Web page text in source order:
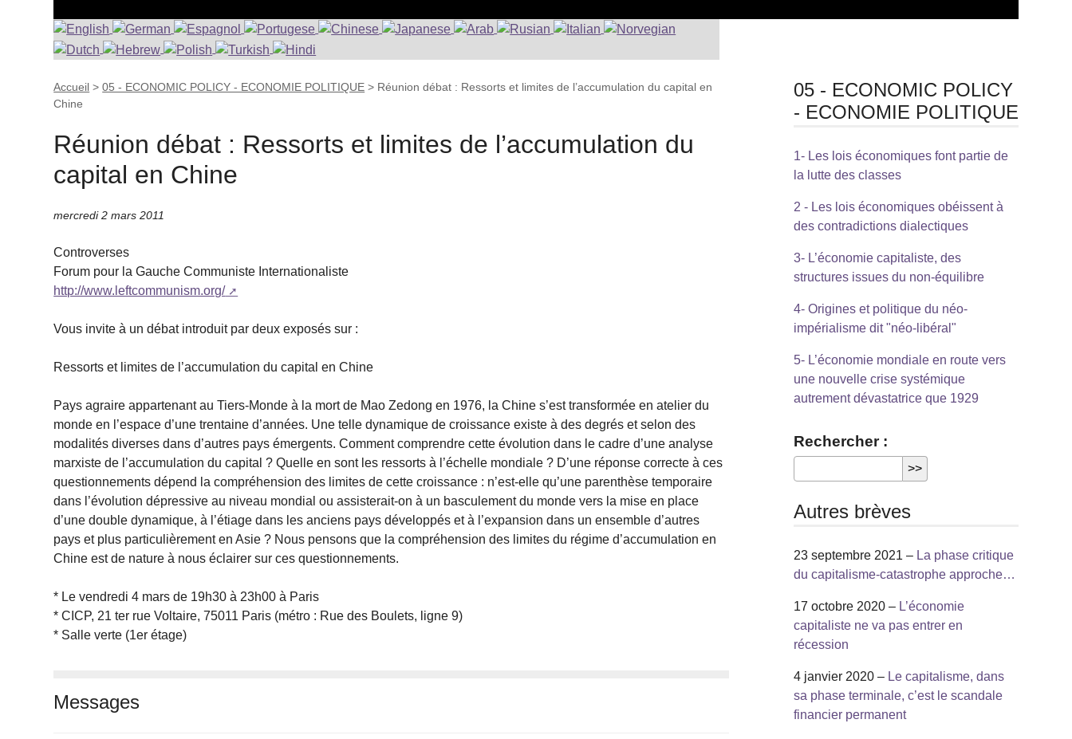
Accueil >05 - ECONOMIC POLICY - ECONOMIE POLITIQUE > Réunion débat : Ressorts et limites de l’accumulation du capital en
Chine
Réunion débat : Ressorts et limites de l’accumulation du
capital en Chine
mercredi 2 mars 2011
Controverses
Forum pour la Gauche Communiste Internationaliste
http://www.leftcommunism.org/
Vous invite à un débat introduit par deux exposés sur :
Ressorts et limites de l’accumulation du capital en Chine
Pays agraire appartenant au Tiers-Monde à la mort de Mao Zedong en 1976, la Chine s’est transformée en atelier du
monde en l’espace d’une trentaine d’années. Une telle dynamique de croissance existe à des degrés et selon des
modalités diverses dans d’autres pays émergents. Comment comprendre cette évolution dans le cadre d’une analyse
marxiste de l’accumulation du capital ? Quelle en sont les ressorts à l’échelle mondiale ? D’une réponse correcte à ces
questionnements dépend la compréhension des limites de cette croissance : n’est-elle qu’une parenthèse temporaire
dans l’évolution dépressive au niveau mondial ou assisterait-on à un basculement du monde vers la mise en place
d’une double dynamique, à l’étiage dans les anciens pays développés et à l’expansion dans un ensemble d’autres
pays et plus particulièrement en Asie ? Nous pensons que la compréhension des limites du régime d’accumulation en
Chine est de nature à nous éclairer sur ces questionnements.
* Le vendredi 4 mars de 19h30 à 23h00 à Paris
* CICP, 21 ter rue Voltaire, 75011 Paris (métro : Rue des Boulets, ligne 9)
* Salle verte (1er étage)
Messages
05 - ECONOMIC POLICY
- ECONOMIE POLITIQUE
1- Les lois économiques font partie de
la lutte des classes
2 - Les lois économiques obéissent à
des contradictions dialectiques
3- L’économie capitaliste, des
structures issues du non-équilibre
4- Origines et politique du néo-
impérialisme dit "néo-libéral"
5- L’économie mondiale en route vers
une nouvelle crise systémique
autrement dévastatrice que 1929
Rechercher :
Autres brèves
23 septembre 2021 – La phase critique
du capitalisme-catastrophe approche…
17 octobre 2020 – L’économie
capitaliste ne va pas entrer en
récession
4 janvier 2020 – Le capitalisme, dans
sa phase terminale, c’est le scandale
financier permanent